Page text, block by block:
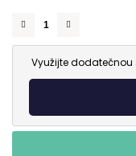
Využijte dodatečnou